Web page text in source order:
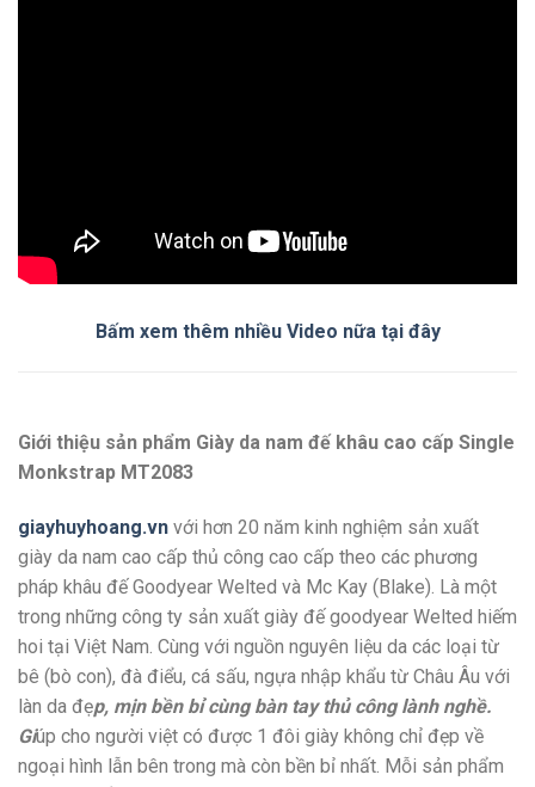
Bấm xem thêm nhiều Video nữa tại đây
Giới thiệu sản phẩm Giày da nam đế khâu cao cấp Single
Monkstrap MT2083
giayhuyhoang.vn với hơn 20 năm kinh nghiệm sản xuất
giày da nam cao cấp thủ công cao cấp theo các phương
pháp khâu đế Goodyear Welted và Mc Kay (Blake). Là một
trong những công ty sản xuất giày đế goodyear Welted hiếm
hoi tại Việt Nam. Cùng với nguồn nguyên liệu da các loại từ
bê (bò con), đà điểu, cá sấu, ngựa nhập khẩu từ Châu Âu với
làn da đẹp, mịn bền bỉ cùng bàn tay thủ công lành nghề.
Giúp cho người việt có được 1 đôi giày không chỉ đẹp về
ngoại hình lẫn bên trong mà còn bền bỉ nhất. Mỗi sản phẩm